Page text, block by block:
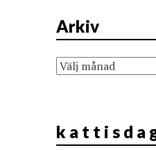
Arkiv
Arkiv
k a t t i s d a